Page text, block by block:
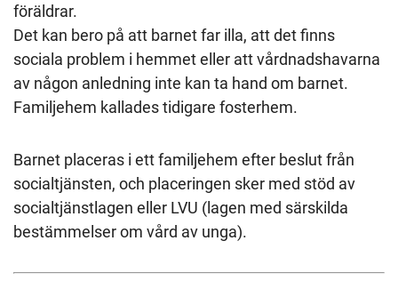
föräldrar.
Det kan bero på att barnet far illa, att det finns
sociala problem i hemmet eller att vårdnadshavarna
av någon anledning inte kan ta hand om barnet.
Familjehem kallades tidigare fosterhem.
Barnet placeras i ett familjehem efter beslut från
socialtjänsten, och placeringen sker med stöd av
socialtjänstlagen eller LVU (lagen med särskilda
bestämmelser om vård av unga).